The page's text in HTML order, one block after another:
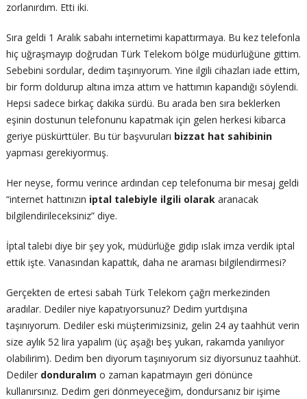
zorlanırdım. Etti iki.
Sıra geldi 1 Aralık sabahı internetimi kapattırmaya. Bu kez telefonla
hiç uğraşmayıp doğrudan Türk Telekom bölge müdürlüğüne gittim.
Sebebini sordular, dedim taşınıyorum. Yine ilgili cihazları iade ettim,
bir form doldurup altına imza attım ve hattımın kapandığı söylendi.
Hepsi sadece birkaç dakika sürdü. Bu arada ben sıra beklerken
eşinin dostunun telefonunu kapatmak için gelen herkesi kibarca
geriye püskürttüler. Bu tür başvuruları bizzat hat sahibinin
yapması gerekiyormuş.
Her neyse, formu verince ardından cep telefonuma bir mesaj geldi
“internet hattınızın iptal talebiyle ilgili olarakaranacak
bilgilendirileceksiniz” diye.
İptal talebi diye bir şey yok, müdürlüğe gidip ıslak imza verdik iptal
ettik işte. Vanasından kapattık, daha ne araması bilgilendirmesi?
Gerçekten de ertesi sabah Türk Telekom çağrı merkezinden
aradılar. Dediler niye kapatıyorsunuz? Dedim yurtdışına
taşınıyorum. Dediler eski müşterimizsiniz, gelin 24 ay taahhüt verin
size aylık 52 lira yapalım (üç aşağı beş yukarı, rakamda yanılıyor
olabilirim). Dedim ben diyorum taşınıyorum siz diyorsunuz taahhüt.
Dediler donduralım o zaman kapatmayın geri dönünce
kullanırsınız. Dedim geri dönmeyeceğim, dondursanız bir işime